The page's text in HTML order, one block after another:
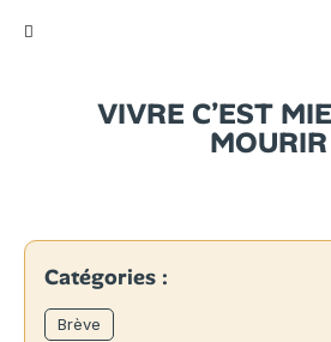
VIVRE C’EST
MOURIR
Catégories :
Brève